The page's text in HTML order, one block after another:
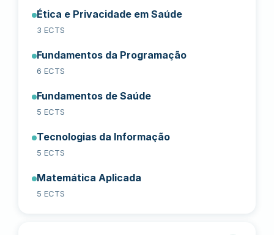
Ética e Privacidade em Saúde
3 ECTS
Fundamentos da Programação
6 ECTS
Fundamentos de Saúde
5 ECTS
Tecnologias da Informação
5 ECTS
Matemática Aplicada
5 ECTS